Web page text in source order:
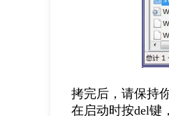
拷完后，请保持
在启动时按del键